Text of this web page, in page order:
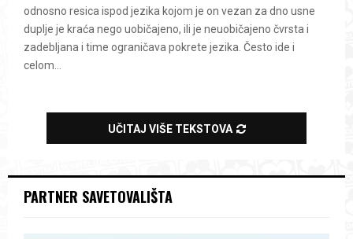
odnosno resica ispod jezika kojom je on vezan za dno usne
duplje je kraća nego uobičajeno, ili je neuobičajeno čvrsta i
zadebljana i time ograničava pokrete jezika. Često ide i
celom...
UČITAJ VIŠE TEKSTOVA
PARTNER SAVETOVALIŠTA